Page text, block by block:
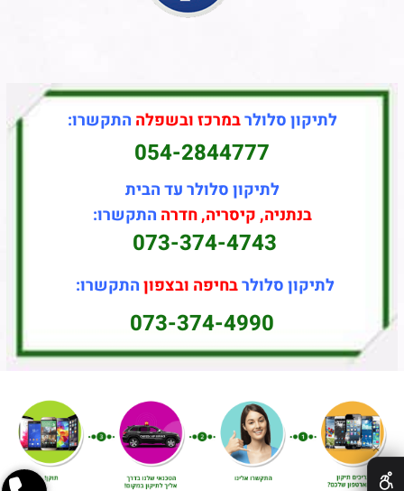
לתיקון סלולרבמרכז ובשפלה התקשרו:
054-2844777
לתיקון סלולר עד הבית
בנתניה, קיסריה, חדרה התקשרו:
073-374-4743
לתיקון סלולרבחיפה ובצפוןהתקשרו:
073-374-4990
✕